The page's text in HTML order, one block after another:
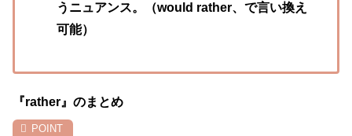
うニュアンス。（would rather、で言い換え
可能）
『rather』のまとめ